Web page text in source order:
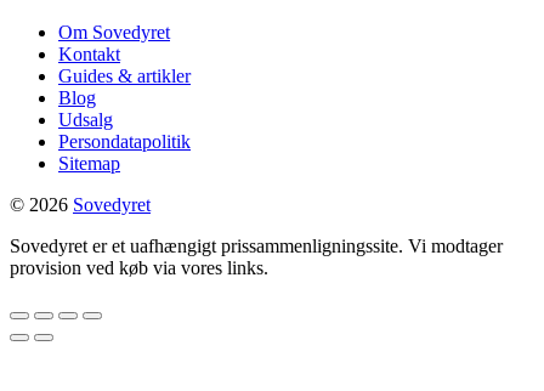
Om Sovedyret
Kontakt
Guides & artikler
Blog
Udsalg
Persondatapolitik
Sitemap
© 2026 Sovedyret
Sovedyret er et uafhængigt prissammenligningssite. Vi modtager
provision ved køb via vores links.